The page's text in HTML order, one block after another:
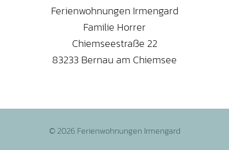
Ferienwohnungen Irmengard
Familie Horrer
Chiemseestraße 22
83233 Bernau am Chiemsee
© 2026 Ferienwohnungen Irmengard